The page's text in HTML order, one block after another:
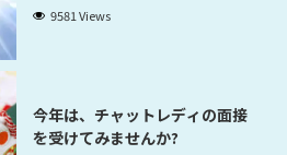
9581 Views
今年は、チャットレディの面接
を受けてみませんか?